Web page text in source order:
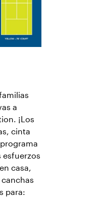
a
¡Los
cinta
esfuerzos
casa,
canchas
para: